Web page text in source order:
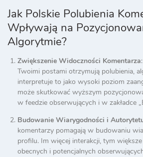
Jak Polskie Polubienia
Wpływają na
Algorytmie?
Zwiększenie Widoczności Komentarza
Twoimi postami otrzymują polubienia,
interpretuje to jako wysoki poziom
może skutkować wyższym
w feedzie obserwujących i w zakładce
Budowanie Wiarygodności i
komentarzy pomagają w budowaniu
profilu. Im więcej interakcji, tym
obecnych i potencjalnych